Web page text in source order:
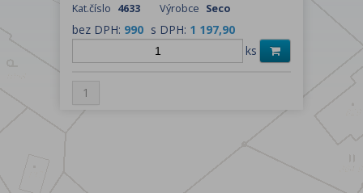
Kat.číslo 4633 Výrobce Seco
bez DPH: 990 s DPH: 1 197,90
ks
1